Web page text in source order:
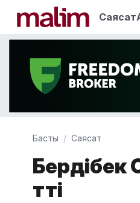
Саясат
Басты Саясат
Бердібек
өтті